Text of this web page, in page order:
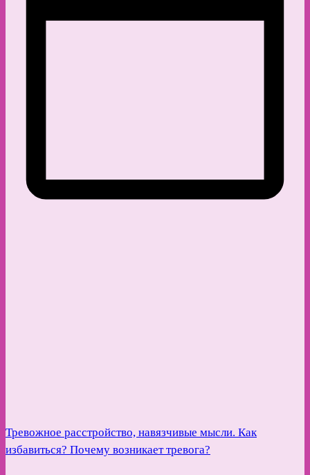
Тревожное расстройство, навязчивые мысли. Как
избавиться? Почему возникает тревога?